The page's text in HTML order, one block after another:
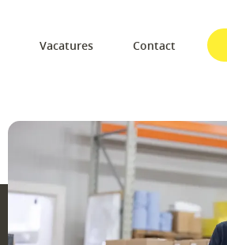
Vacatures Contact